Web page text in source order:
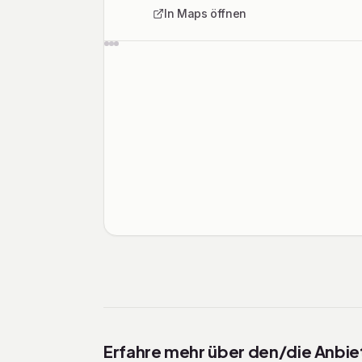
In Maps öffnen
Erfahre mehr über den/die